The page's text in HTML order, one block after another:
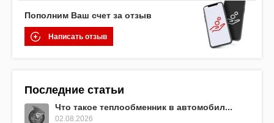
Пополним Ваш счет за отзыв
Написать отзыв
Последние статьи
Что такое теплообменник в автомобил...
02.08.2026